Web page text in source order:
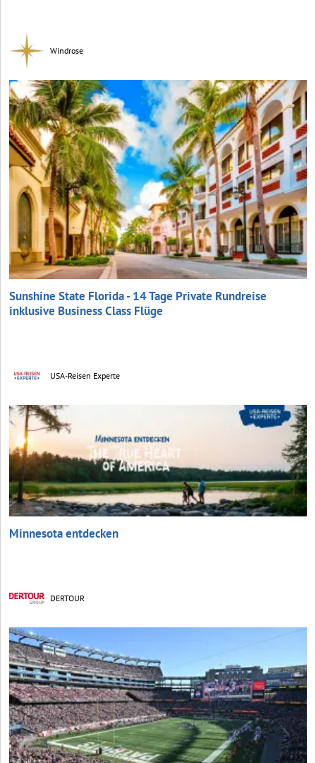
Windrose
Sunshine State Florida - 14 Tage Private Rundreise
inklusive Business Class Flüge
USA-Reisen Experte
Minnesota entdecken
DERTOUR